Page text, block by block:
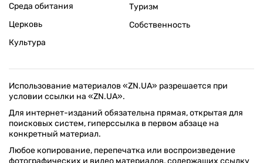
Среда обитания
Церковь
Культура
Туризм
Собственность
Использование материалов «ZN.UA» разрешается при
условии ссылки на «ZN.UA».
Для интернет-изданий обязательна прямая, открытая для
поисковых систем, гиперссылка в первом абзаце на
конкретный материал.
Любое копирование, перепечатка или воспроизведение
фотографических и видео материалов, содержащих ссылку